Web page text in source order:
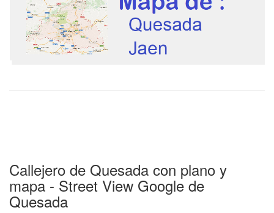
Callejero de Quesada con plano y
mapa - Street View Google de
Quesada